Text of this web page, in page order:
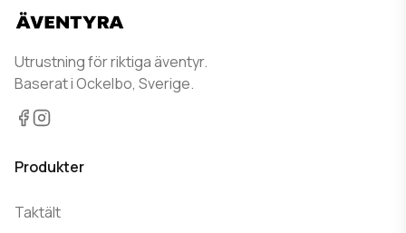
Utrustning för riktiga äventyr.
Baserat i Ockelbo, Sverige.
Produkter
Taktält